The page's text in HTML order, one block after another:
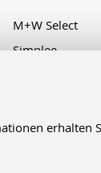
erhalten
M+W Select
Simplee